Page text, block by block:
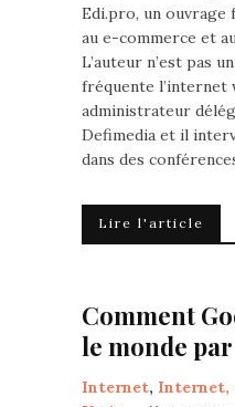
Edi.pro, un
au e-commerce et
L’auteur n’est pas
fréquente l’internet
administrateur
Defimedia et il
dans des
Lire l'article
Comment
le monde
Internet, Internet,